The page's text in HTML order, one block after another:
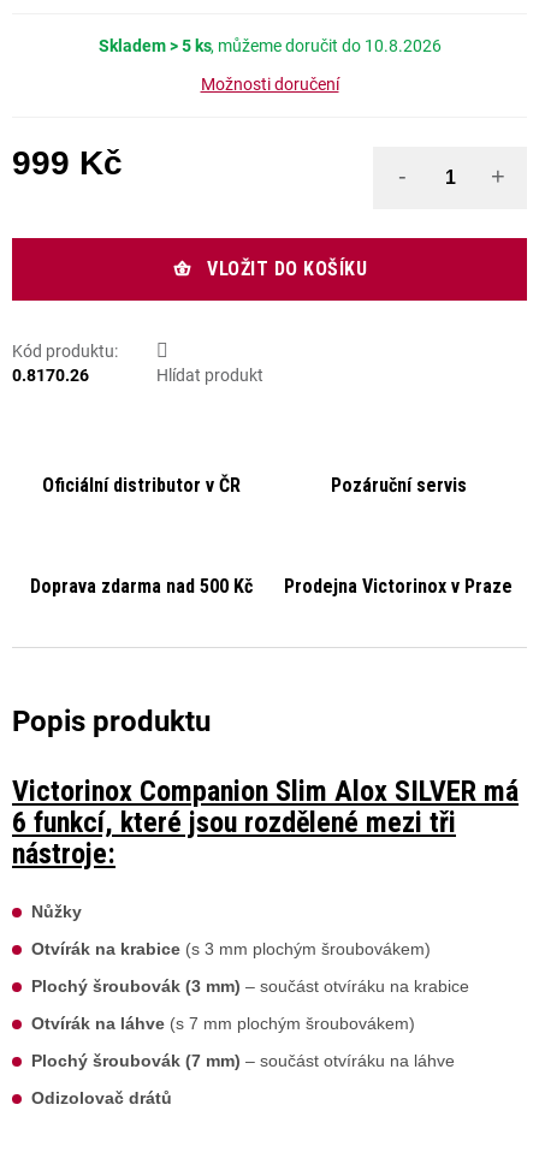
Skladem> 5 ks
10.8.2026
Možnosti doručení
999 Kč
VLOŽIT DO KOŠÍKU
Kód produktu:
0.8170.26
Hlídat produkt
Oficiální distributor v ČR Pozáruční servis
Doprava zdarma nad 500 Kč Prodejna Victorinox v Praze
Victorinox Companion Slim Alox SILVER má
6 funkcí, které jsou rozdělené mezi tři
nástroje:
Nůžky
Otvírák na krabice (s 3 mm plochým šroubovákem)
Plochý šroubovák (3 mm) – součást otvíráku na krabice
Otvírák na láhve (s 7 mm plochým šroubovákem)
Plochý šroubovák (7 mm) – součást otvíráku na láhve
Odizolovač drátů